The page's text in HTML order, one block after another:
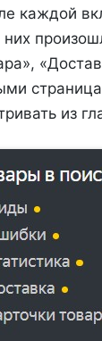
каждой
из